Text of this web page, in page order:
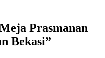
Prasmanan
Bekasi”